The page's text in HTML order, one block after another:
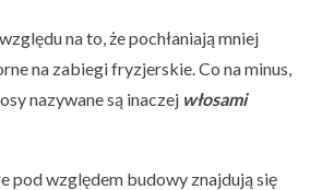
na to, że pochłaniają mniej
na zabiegi fryzjerskie. Co na minus,
nazywane są inaczej włosami
pod względem budowy znajdują się